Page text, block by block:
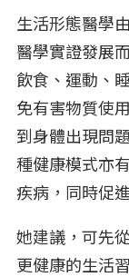
生活形態醫學
醫學實證發展
飲食、運動、
免有害物質使
到身體出現問
種健康模式亦
疾病，同時促
她建議，可先
更健康的生活